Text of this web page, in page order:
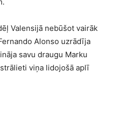
Valensijā nebūšot vairāk
Alonso uzrādīja
savu draugu Marku
viņa lidojošā aplī